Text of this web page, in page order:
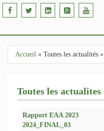
Vous êtes ici
Accueil » Toutes les actualités »
Toutes les actualites
Rapport EAA 2023
2024_FINAL_03